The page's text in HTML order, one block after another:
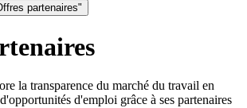
partenaires"
la transparence du marché du travail en
d'emploi grâce à ses partenaires